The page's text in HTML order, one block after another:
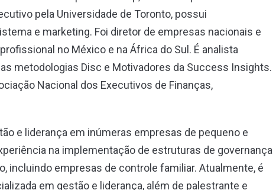
pela Universidade de Toronto, possui
e marketing. Foi diretor de empresas nacionais e
no México e na África do Sul. É analista
metodologias Disc e Motivadores da Success Insights.
Nacional dos Executivos de Finanças,
e liderança em inúmeras empresas de pequeno e
na implementação de estruturas de governança
incluindo empresas de controle familiar. Atualmente, é
em gestão e liderança, além de palestrante e